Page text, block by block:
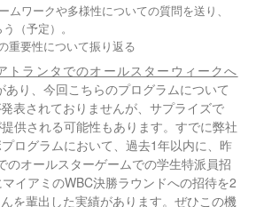
ムワークや多様性についての質問を送り、
（予定）。
重要性について振り返る
トランタでのオールスターウィークへ
り、 今回こちらのプログラムについて
表されておりませんが、サプライズで
供される可能性もあります。すでに弊社
ログラムにおいて、過去1年以内に、昨
のオールスターゲームでの学生特派員招
イアミのWBC決勝ラウンドへの招待を2
を輩出した実績があります。ぜひこの機